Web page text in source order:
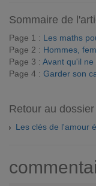
Sommaire de
Page 1 : Les maths
Page 2 : Hommes,
Page 3 : Avant qu'il
Page 4 : Garder son
Retour au dossier
Les clés de l'amour